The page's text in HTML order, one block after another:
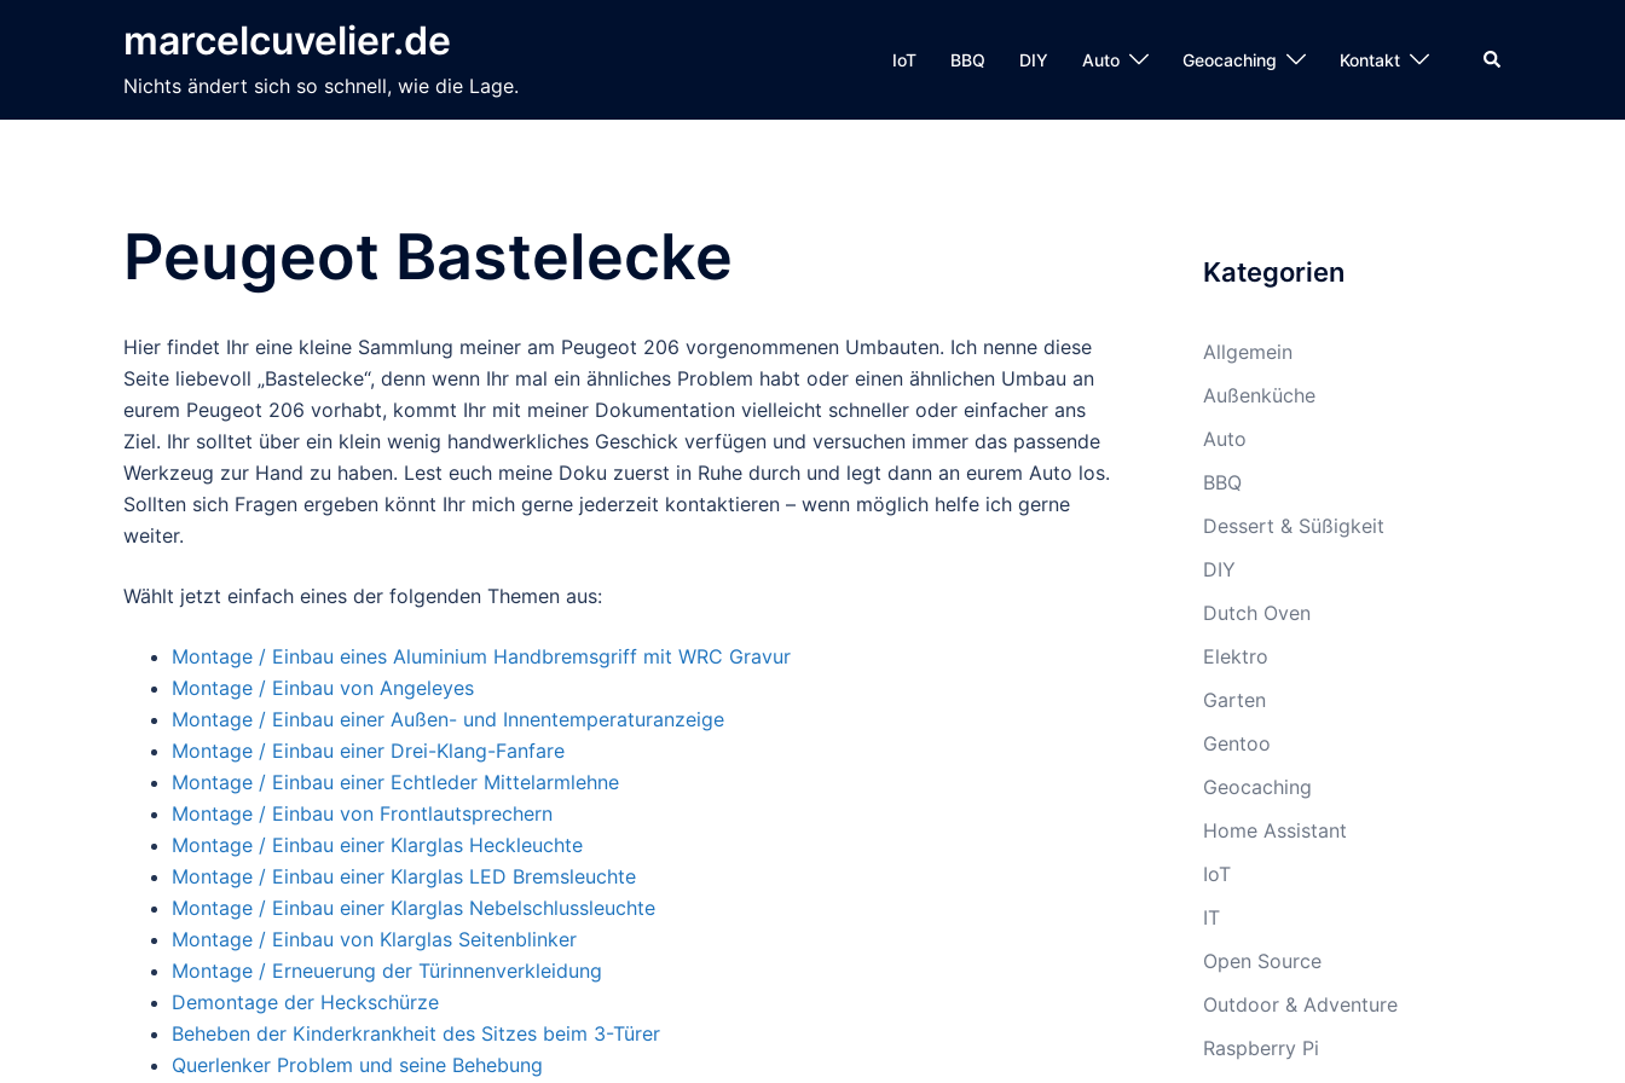
marcelcuvelier.de
Nichts ändert sich so schnell, wie die Lage.
IoT BBQ DIY Auto Geocaching Kontakt Suche
Peugeot Bastelecke
Hier findet Ihr eine kleine Sammlung meiner am Peugeot 206 vorgenommenen Umbauten. Ich nenne diese
Seite liebevoll „Bastelecke“, denn wenn Ihr mal ein ähnliches Problem habt oder einen ähnlichen Umbau an
eurem Peugeot 206 vorhabt, kommt Ihr mit meiner Dokumentation vielleicht schneller oder einfacher ans
Ziel. Ihr solltet über ein klein wenig handwerkliches Geschick verfügen und versuchen immer das passende
Werkzeug zur Hand zu haben. Lest euch meine Doku zuerst in Ruhe durch und legt dann an eurem Auto los.
Sollten sich Fragen ergeben könnt Ihr mich gerne jederzeit kontaktieren – wenn möglich helfe ich gerne
weiter.
Wählt jetzt einfach eines der folgenden Themen aus:
Montage / Einbau eines Aluminium Handbremsgriff mit WRC Gravur
Montage / Einbau von Angeleyes
Montage / Einbau einer Außen- und Innentemperaturanzeige
Montage / Einbau einer Drei-Klang-Fanfare
Montage / Einbau einer Echtleder Mittelarmlehne
Montage / Einbau von Frontlautsprechern
Montage / Einbau einer Klarglas Heckleuchte
Montage / Einbau einer Klarglas LED Bremsleuchte
Montage / Einbau einer Klarglas Nebelschlussleuchte
Montage / Einbau von Klarglas Seitenblinker
Montage / Erneuerung der Türinnenverkleidung
Demontage der Heckschürze
Beheben der Kinderkrankheit des Sitzes beim 3-Türer
Querlenker Problem und seine Behebung
Kategorien
Allgemein
Außenküche
Auto
BBQ
Dessert & Süßigkeit
DIY
Dutch Oven
Elektro
Garten
Gentoo
Geocaching
Home Assistant
IoT
IT
Open Source
Outdoor & Adventure
Raspberry Pi